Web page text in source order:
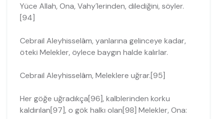
Yüce Allah, Ona, Vahy´lerinden, dilediğini, söyler.
[94]
Cebrail Aleyhisselâm, yanlarına gelinceye kadar,
öteki Melekler, öylece bay­gın halde kalırlar.
Cebrail Aleyhisselâm, Meleklere uğrar.[95]
Her göğe uğradıkça[96], kalblerinden korku
kaldırılan[97], o gök halkı olan[98] Me­lekler, Ona: